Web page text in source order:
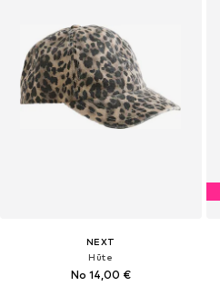
NEXT
Hūte
No 14,00 €